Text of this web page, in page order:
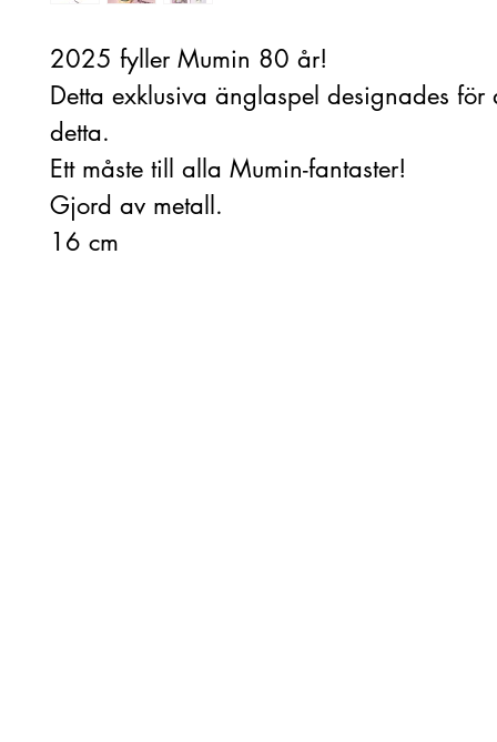
2025 fyller Mumin 80 år!
Detta exklusiva änglaspel designades för
detta.
Ett måste till alla Mumin-fantaster!
Gjord av metall.
16 cm